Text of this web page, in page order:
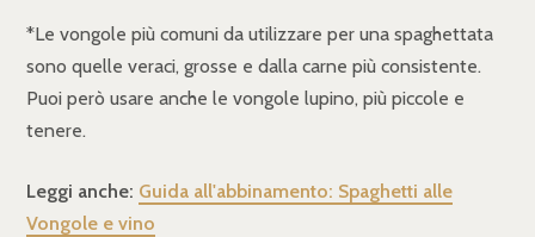
*Le vongole più comuni da utilizzare per una spaghettata
sono quelle veraci, grosse e dalla carne più consistente.
Puoi però usare anche le vongole lupino, più piccole e
tenere.
Leggi anche: Guida all'abbinamento: Spaghetti alle
Vongole e vino